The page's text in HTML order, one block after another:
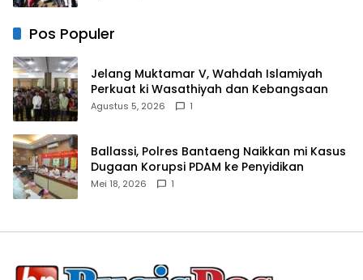
Pos Populer
Jelang Muktamar V, Wahdah Islamiyah
Perkuat ki Wasathiyah dan Kebangsaan
Agustus 5, 2026 1
Ballassi, Polres Bantaeng Naikkan mi Kasus
Dugaan Korupsi PDAM ke Penyidikan
Mei 18, 2026 1